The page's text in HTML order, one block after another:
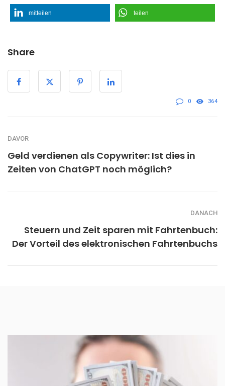
mitteilen teilen
Share
0 364
DAVOR
Geld verdienen als Copywriter: Ist dies in
Zeiten von ChatGPT noch möglich?
DANACH
Steuern und Zeit sparen mit Fahrtenbuch:
Der Vorteil des elektronischen Fahrtenbuchs